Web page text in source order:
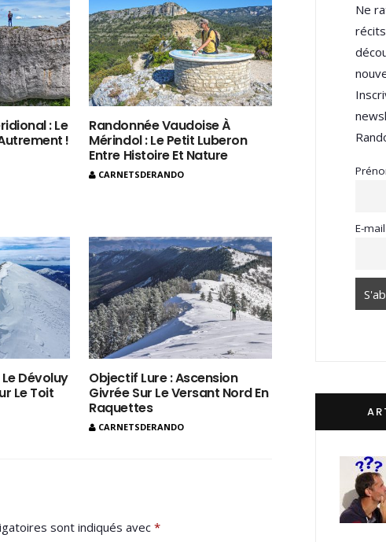
: Le
!
Randonnée Vaudoise À
Mérindol : Le Petit Luberon
Entre Histoire Et Nature
CARNETSDERANDO
Dévoluy
Le Toit
Objectif Lure : Ascension
Givrée Sur Le Versant Nord En
Raquettes
CARNETSDERANDO
sont indiqués avec*
Ne
E-mail